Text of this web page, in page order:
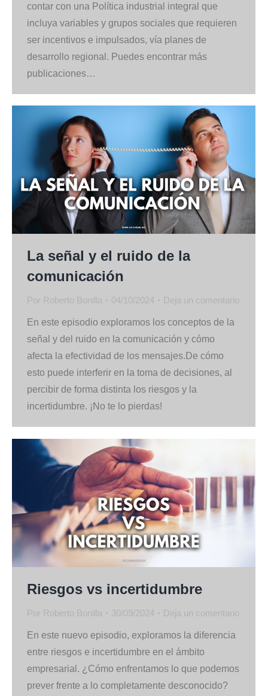
contar con una Política industrial integral que
incluya variables y grupos sociales que requieren
ser incentivos e impulsados, vía planes de
desarrollo regional. Puedes encontrar más
publicaciones…
La señal y el ruido de la
comunicación
Por Roberto Bonilla 04/10/2024 Deja un comentario
En este episodio exploramos los conceptos de la
señal y del ruido en la comunicación y cómo
afecta la efectividad de los mensajes.De cómo
esto puede interferir en la toma de decisiones, al
percibir de forma distinta los riesgos y la
incertidumbre. ¡No te lo pierdas!
Riesgos vs incertidumbre
Por Roberto Bonilla 30/09/2024 Deja un comentario
En este nuevo episodio, exploramos la diferencia
entre riesgos e incertidumbre en el ámbito
empresarial. ¿Cómo enfrentamos lo que podemos
prever frente a lo completamente desconocido?